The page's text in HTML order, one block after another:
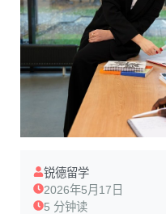
锐德留学
2026年5月17日
5 分钟读